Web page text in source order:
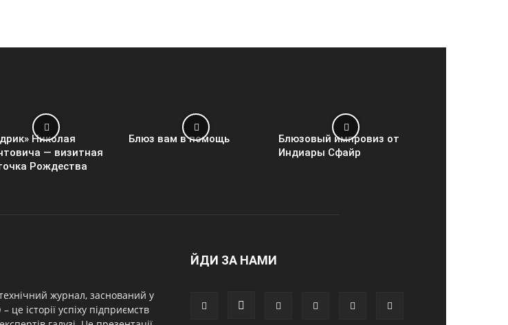
Николая
— визитная
Рождества
Блюз вам в помощь
Блюзовый импровиз от
Индиары Сфайр
журнал, заснований у
історії успіху підприємств
ЙДИ ЗА НАМИ